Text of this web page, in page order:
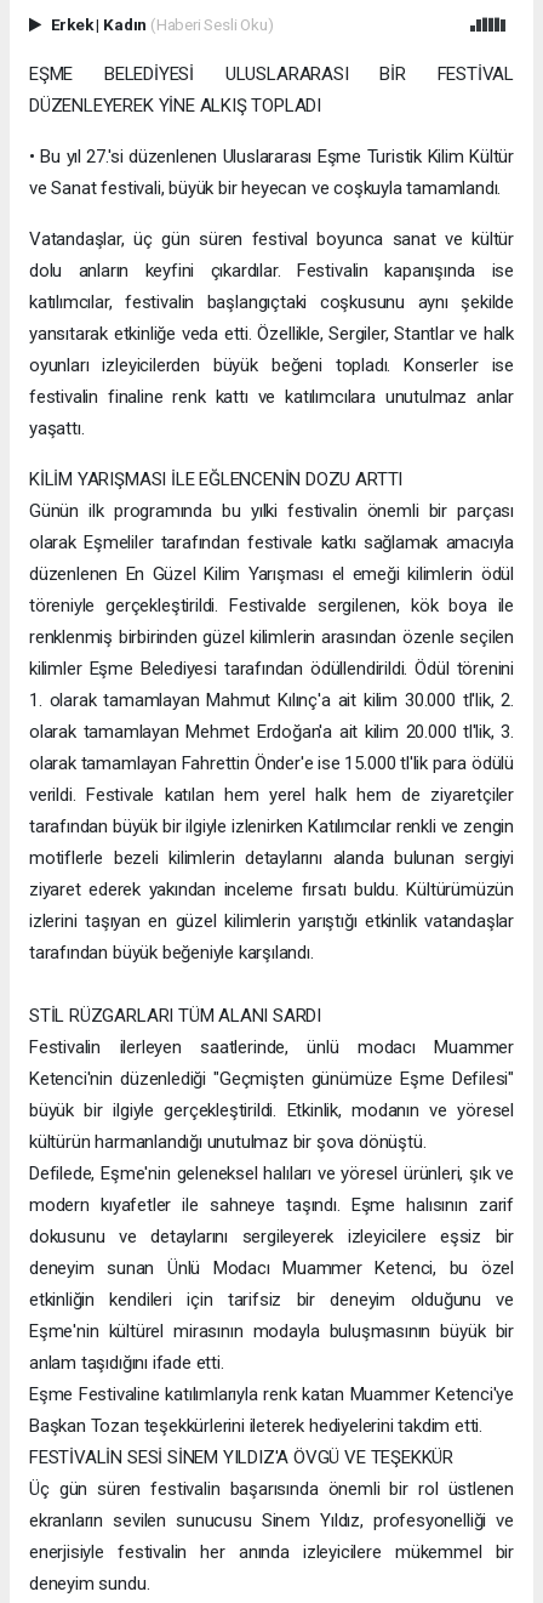
Erkek| Kadın (Haberi Sesli Oku)
EŞME BELEDİYESİ ULUSLARARASI BİR FESTİVAL
DÜZENLEYEREK YİNE ALKIŞ TOPLADI
• Bu yıl 27.'si düzenlenen Uluslararası Eşme Turistik Kilim Kültür
ve Sanat festivali, büyük bir heyecan ve coşkuyla tamamlandı.
Vatandaşlar, üç gün süren festival boyunca sanat ve kültür
dolu anların keyfini çıkardılar. Festivalin kapanışında ise
katılımcılar, festivalin başlangıçtaki coşkusunu aynı şekilde
yansıtarak etkinliğe veda etti. Özellikle, Sergiler, Stantlar ve halk
oyunları izleyicilerden büyük beğeni topladı. Konserler ise
festivalin finaline renk kattı ve katılımcılara unutulmaz anlar
yaşattı.
KİLİM YARIŞMASI İLE EĞLENCENİN DOZU ARTTI
Günün ilk programında bu yılki festivalin önemli bir parçası
olarak Eşmeliler tarafından festivale katkı sağlamak amacıyla
düzenlenen En Güzel Kilim Yarışması el emeği kilimlerin ödül
töreniyle gerçekleştirildi. Festivalde sergilenen, kök boya ile
renklenmiş birbirinden güzel kilimlerin arasından özenle seçilen
kilimler Eşme Belediyesi tarafından ödüllendirildi. Ödül törenini
1. olarak tamamlayan Mahmut Kılınç'a ait kilim 30.000 tl'lik, 2.
olarak tamamlayan Mehmet Erdoğan'a ait kilim 20.000 tl'lik, 3.
olarak tamamlayan Fahrettin Önder'e ise 15.000 tl'lik para ödülü
verildi. Festivale katılan hem yerel halk hem de ziyaretçiler
tarafından büyük bir ilgiyle izlenirken Katılımcılar renkli ve zengin
motiflerle bezeli kilimlerin detaylarını alanda bulunan sergiyi
ziyaret ederek yakından inceleme fırsatı buldu. Kültürümüzün
izlerini taşıyan en güzel kilimlerin yarıştığı etkinlik vatandaşlar
tarafından büyük beğeniyle karşılandı.
STİL RÜZGARLARI TÜM ALANI SARDI
Festivalin ilerleyen saatlerinde, ünlü modacı Muammer
Ketenci'nin düzenlediği "Geçmişten günümüze Eşme Defilesi"
büyük bir ilgiyle gerçekleştirildi. Etkinlik, modanın ve yöresel
kültürün harmanlandığı unutulmaz bir şova dönüştü.
Defilede, Eşme'nin geleneksel halıları ve yöresel ürünleri, şık ve
modern kıyafetler ile sahneye taşındı. Eşme halısının zarif
dokusunu ve detaylarını sergileyerek izleyicilere eşsiz bir
deneyim sunan Ünlü Modacı Muammer Ketenci, bu özel
etkinliğin kendileri için tarifsiz bir deneyim olduğunu ve
Eşme'nin kültürel mirasının modayla buluşmasının büyük bir
anlam taşıdığını ifade etti.
Eşme Festivaline katılımlarıyla renk katan Muammer Ketenci'ye
Başkan Tozan teşekkürlerini ileterek hediyelerini takdim etti.
FESTİVALİN SESİ SİNEM YILDIZ'A ÖVGÜ VE TEŞEKKÜR
Üç gün süren festivalin başarısında önemli bir rol üstlenen
ekranların sevilen sunucusu Sinem Yıldız, profesyonelliği ve
enerjisiyle festivalin her anında izleyicilere mükemmel bir
deneyim sundu.